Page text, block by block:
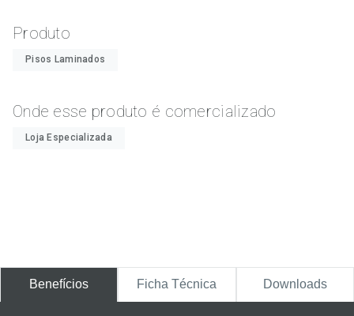
Produto
Pisos Laminados
Onde esse produto é comercializado
Loja Especializada
Benefícios Ficha Técnica Downloads